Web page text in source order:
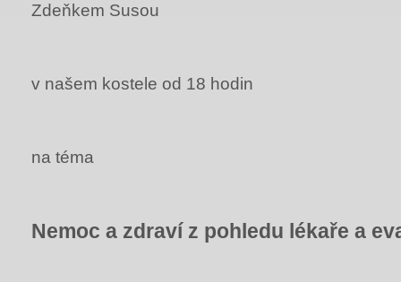
Zdeňkem Susou
v našem kostele od 18 hodin
na téma
Nemoc a zdraví z pohledu lékaře a